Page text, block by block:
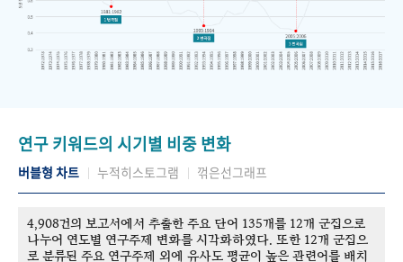
연구 키워드의 시기별 비중 변화
버블형 차트 누적히스토그램 꺾은선그래프
4,908건의 보고서에서 추출한 주요 단어 135개를 12개 군집으로
나누어 연도별 연구주제 변화를 시각화하였다. 또한 12개 군집으
로 분류된 주요 연구주제 외에 유사도 평균이 높은 관련어를 배치